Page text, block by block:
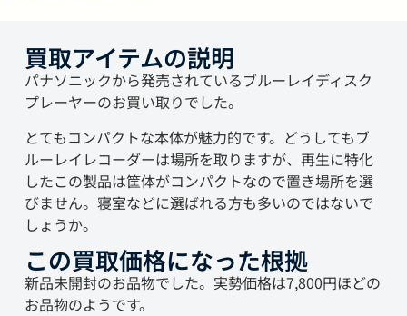
買取アイテムの説明
パナソニックから発売されているブルーレイディスク
プレーヤーのお買い取りでした。
とてもコンパクトな本体が魅力的です。どうしてもブ
ルーレイレコーダーは場所を取りますが、再生に特化
したこの製品は筐体がコンパクトなので置き場所を選
びません。寝室などに選ばれる方も多いのではないで
しょうか。
この買取価格になった根拠
新品未開封のお品物でした。実勢価格は7,800円ほどの
お品物のようです。